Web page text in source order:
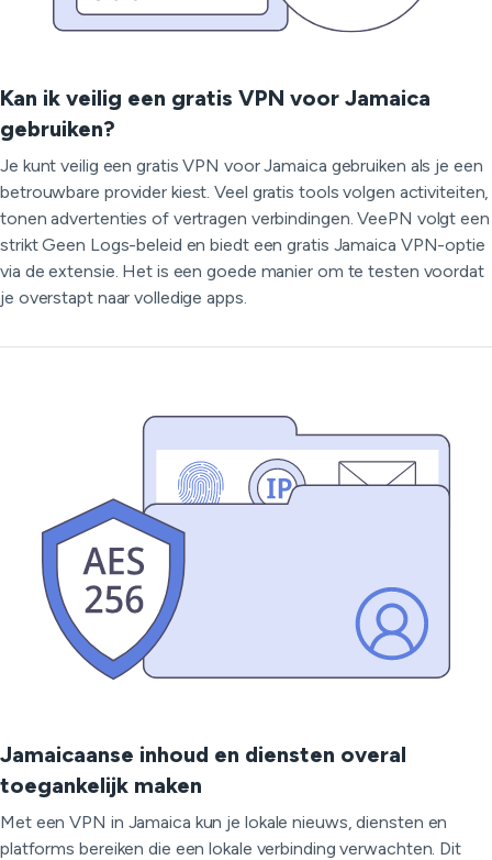
Kan ik veilig een gratis VPN voor Jamaica
gebruiken?
Je kunt veilig een gratis VPN voor Jamaica gebruiken als je een
betrouwbare provider kiest. Veel gratis tools volgen activiteiten,
tonen advertenties of vertragen verbindingen. VeePN volgt een
strikt Geen Logs-beleid en biedt een gratis Jamaica VPN-optie
via de extensie. Het is een goede manier om te testen voordat
je overstapt naar volledige apps.
Jamaicaanse inhoud en diensten overal
toegankelijk maken
Met een VPN in Jamaica kun je lokale nieuws, diensten en
platforms bereiken die een lokale verbinding verwachten. Dit